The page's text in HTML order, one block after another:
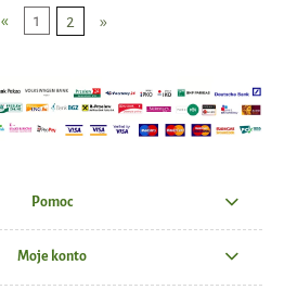
« 1 2 »
Pomoc
Moje konto